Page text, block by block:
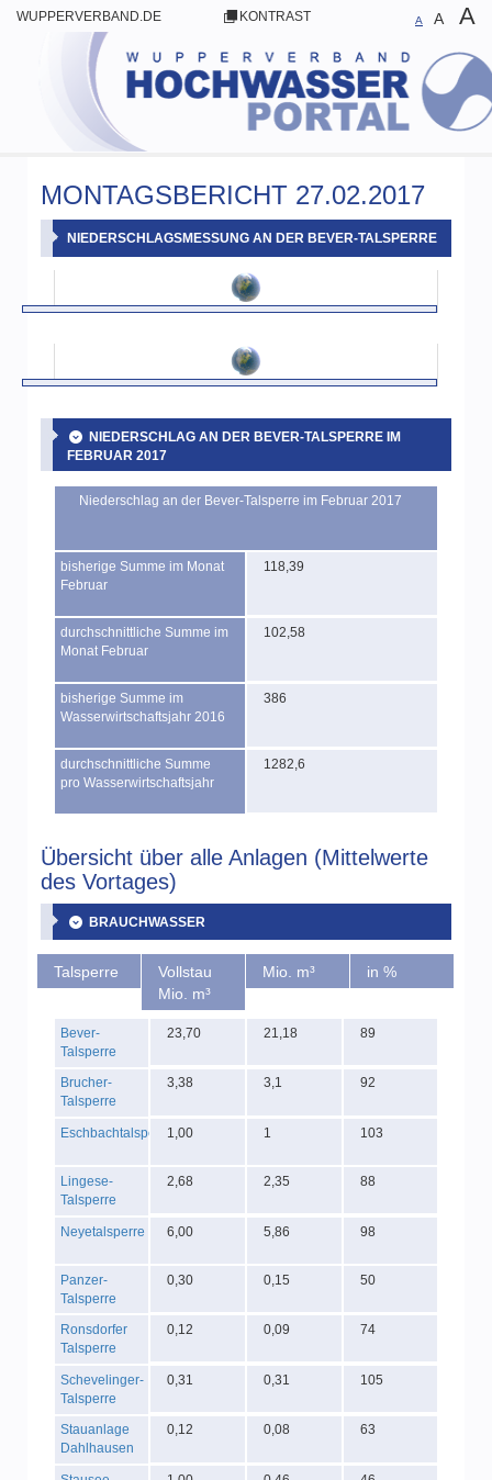
WUPPERVERBAND.DE KONTRAST A A A
MONTAGSBERICHT 27.02.2017
NIEDERSCHLAGSMESSUNG AN DER BEVER-TALSPERRE
NIEDERSCHLAG AN DER BEVER-TALSPERRE IM
FEBRUAR 2017
Niederschlag an der Bever-Talsperre im Februar 2017
bisherige Summe im Monat
Februar
118,39
durchschnittliche Summe im
Monat Februar
102,58
bisherige Summe im
Wasserwirtschaftsjahr 2016
386
durchschnittliche Summe
pro Wasserwirtschaftsjahr
1282,6
Übersicht über alle Anlagen (Mittelwerte
des Vortages)
BRAUCHWASSER
Talsperre
Vollstau
Mio. m³
Mio. m³ in %
Bever-
Talsperre
23,70 21,18 89
Brucher-
Talsperre
3,38 3,1 92
Eschbachtalsperre1,00 1 103
Lingese-
Talsperre
2,68 2,35 88
Neyetalsperre 6,00 5,86 98
Panzer-
Talsperre
0,30 0,15 50
Ronsdorfer
Talsperre
0,12 0,09 74
Schevelinger-
Talsperre
0,31 0,31 105
Stauanlage
Dahlhausen
0,12 0,08 63